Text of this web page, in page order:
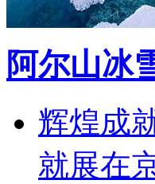
阿尔山冰
辉煌成
就展在